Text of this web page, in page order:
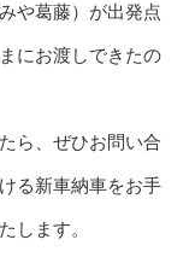
や葛藤）が出発点
にお渡しできたの
ら、ぜひお問い合
る新車納車をお手
します。